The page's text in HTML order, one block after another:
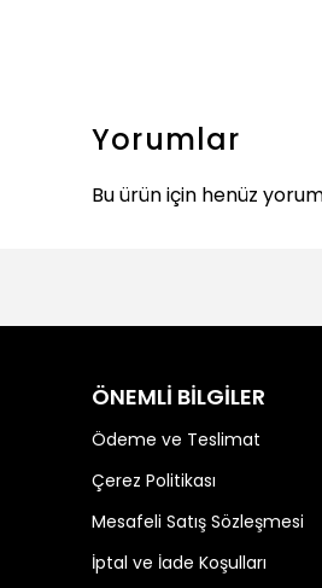
Yorumlar
Bu ürün için henüz
ÖNEMLİ BİLGİLER
Ödeme ve Teslimat
Çerez Politikası
Mesafeli Satış Sözleşmesi
İptal ve İade Koşulları